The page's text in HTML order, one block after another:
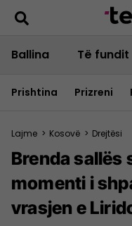
Ballina Të fundit
Prishtina Prizreni
Lajme > Kosovë > Drejtësi
Brenda sallës
momenti i
vrasjen e